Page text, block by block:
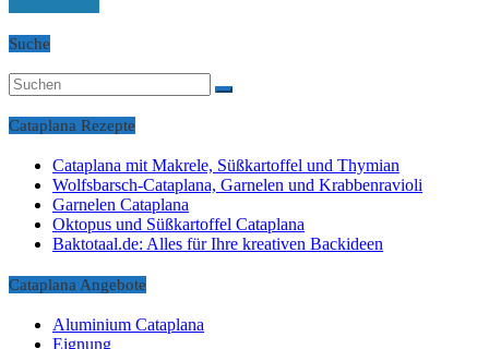
Suche
Cataplana Rezepte
Cataplana mit Makrele, Süßkartoffel und Thymian
Wolfsbarsch-Cataplana, Garnelen und Krabbenravioli
Garnelen Cataplana
Oktopus und Süßkartoffel Cataplana
Baktotaal.de: Alles für Ihre kreativen Backideen
Cataplana Angebote
Aluminium Cataplana
Eignung